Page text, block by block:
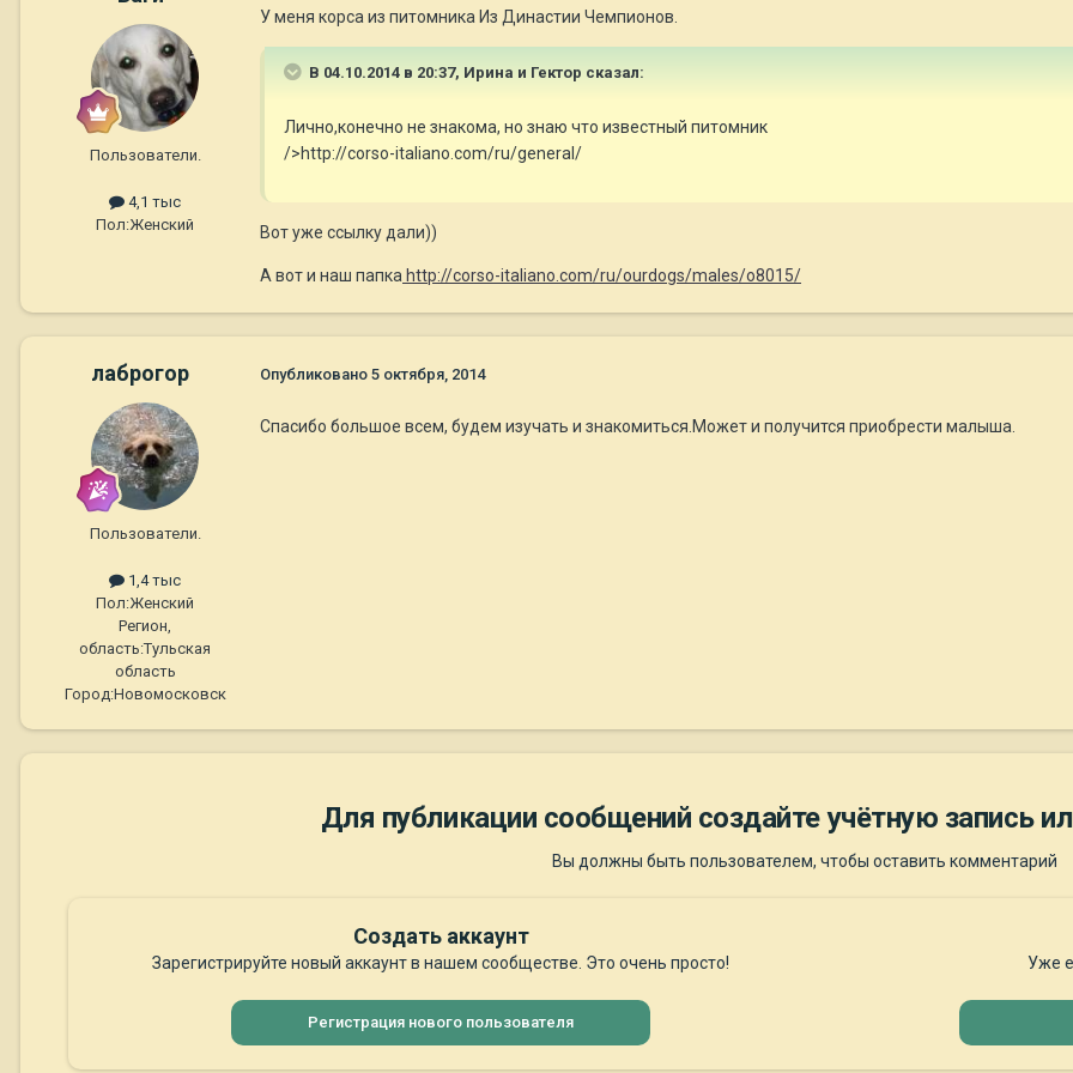
Пользователи.
4,1 тыс
Пол:Женский
У меня корса из питомника Из Династии Чемпионов.
В 04.10.2014 в 20:37, Ирина и Гектор сказал:
Лично,конечно не знакома, но знаю что известный питомник
/>http://corso-italiano.com/ru/general/
Вот уже ссылку дали))
А вот и наш папка http://corso-italiano.com/ru/ourdogs/males/o8015/
лаброгор
Пользователи.
1,4 тыс
Пол:Женский
Регион,
область:Тульская
область
Город:Новомосковск
Опубликовано 5 октября, 2014
Спасибо большое всем, будем изучать и знакомиться.Может и получится приобрести малыша.
Для публикации сообщений создайте учётную запись
Вы должны быть пользователем, чтобы оставить комментарий
Создать аккаунт
Зарегистрируйте новый аккаунт в нашем сообществе. Это очень просто!
Регистрация нового пользователя
Уже